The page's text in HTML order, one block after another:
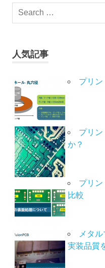
人気記事
プリ
プリ
か？
プリン
比較
メタ
実装品質